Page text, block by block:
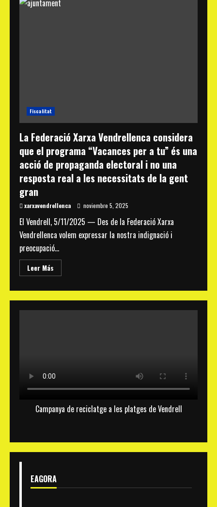
Fiscalitat
La Federació Xarxa Vendrellenca considera
que el programa “Vacances per a tu” és una
acció de propaganda electoral i no una
resposta real a les necessitats de la gent
gran
xarxavendrellenca noviembre 5, 2025
El Vendrell, 5/11/2025 — Des de la Federació Xarxa
Vendrellenca volem expressar la nostra indignació i
preocupació...
Leer Más
more
Xarxa
Vendrellenca
una
de
electoral
i
no
a
les
gent
gran
Campanya de reciclatge a les platges de Vendrell
EAGORA